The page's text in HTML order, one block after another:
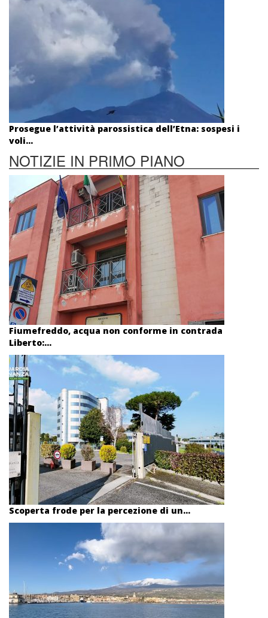
Prosegue l’attività parossistica dell’Etna: sospesi i
voli...
NOTIZIE IN PRIMO PIANO
Fiumefreddo, acqua non conforme in contrada
Liberto:...
Scoperta frode per la percezione di un...